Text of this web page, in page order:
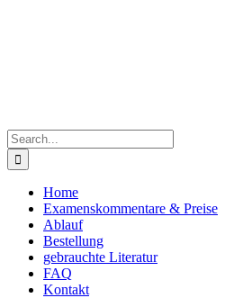
Search
for:
Home
Examenskommentare & Preise
Ablauf
Bestellung
gebrauchte Literatur
FAQ
Kontakt